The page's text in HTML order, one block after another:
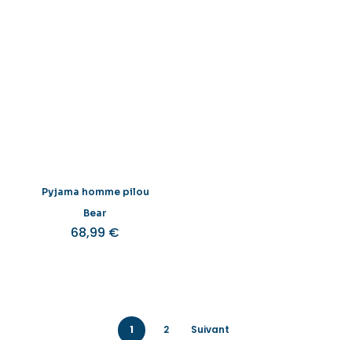
Pyjama homme pilou
Bear
68,99 €
1 2 Suivant